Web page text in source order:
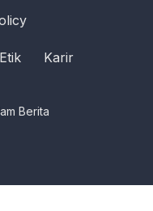
Karir
Berita